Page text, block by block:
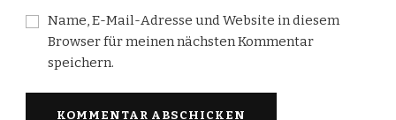
Name, E-Mail-Adresse und Website in diesem
Browser für meinen nächsten Kommentar
speichern.